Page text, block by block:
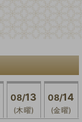
08/13
(木曜)
08/14
(金曜)